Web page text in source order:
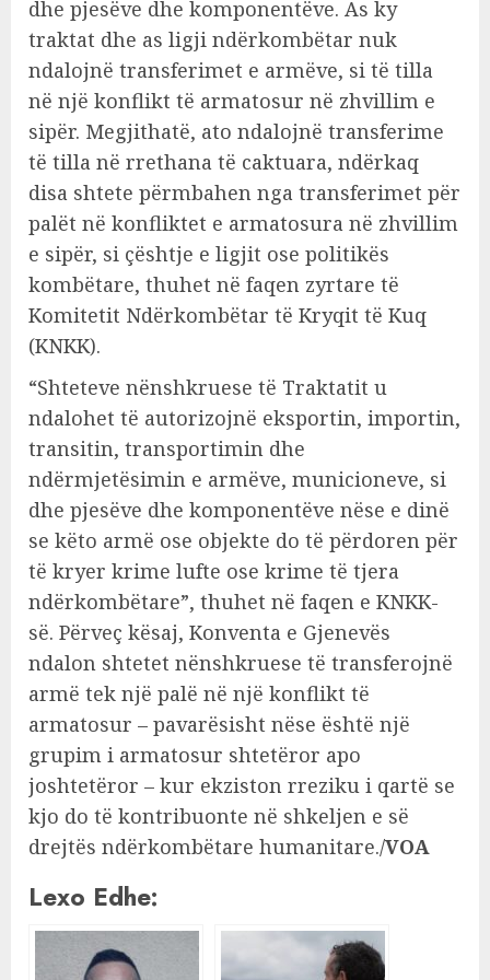
dhe pjesëve dhe komponentëve. As ky
traktat dhe as ligji ndërkombëtar nuk
ndalojnë transferimet e armëve, si të tilla
në një konflikt të armatosur në zhvillim e
sipër. Megjithatë, ato ndalojnë transferime
të tilla në rrethana të caktuara, ndërkaq
disa shtete përmbahen nga transferimet për
palët në konfliktet e armatosura në zhvillim
e sipër, si çështje e ligjit ose politikës
kombëtare, thuhet në faqen zyrtare të
Komitetit Ndërkombëtar të Kryqit të Kuq
(KNKK).
“Shteteve nënshkruese të Traktatit u
ndalohet të autorizojnë eksportin, importin,
transitin, transportimin dhe
ndërmjetësimin e armëve, municioneve, si
dhe pjesëve dhe komponentëve nëse e dinë
se këto armë ose objekte do të përdoren për
të kryer krime lufte ose krime të tjera
ndërkombëtare”, thuhet në faqen e KNKK-
së. Përveç kësaj, Konventa e Gjenevës
ndalon shtetet nënshkruese të transferojnë
armë tek një palë në një konflikt të
armatosur – pavarësisht nëse është një
grupim i armatosur shtetëror apo
joshtetëror – kur ekziston rreziku i qartë se
kjo do të kontribuonte në shkeljen e së
drejtës ndërkombëtare humanitare./VOA
Lexo Edhe: